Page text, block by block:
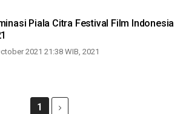
Piala Citra Festival Film Indonesia
2021 21:38 WIB, 2021
1